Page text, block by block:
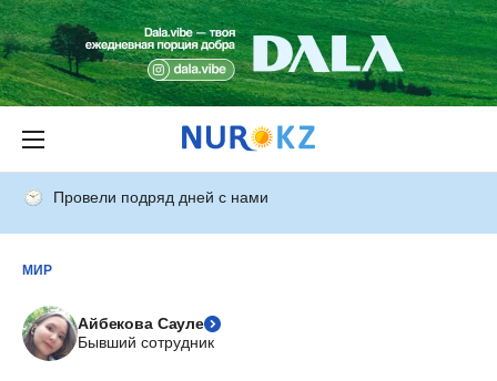
Провели подряд дней с нами
МИР
Айбекова Сауле
Бывший сотрудник